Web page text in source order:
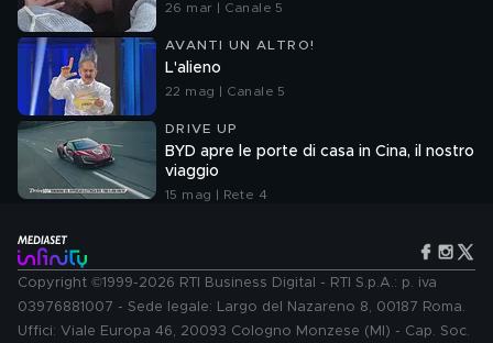
26 mar | Canale 5
AVANTI UN ALTRO!
L'alieno
22 mag | Canale 5
DRIVE UP
BYD apre le porte di casa in Cina, il nostro
viaggio
15 mag | Rete 4
Copyright ©1999-2026 RTI Business Digital - RTI S.p.A.: p. iva
03976881007 - Sede legale: Largo del Nazareno 8, 00187 Roma.
Uffici: Viale Europa 46, 20093 Cologno Monzese (MI) - Cap. Soc.